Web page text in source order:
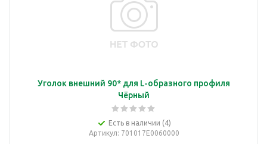
Уголок внешний 90* для L-образного профиля
Чёрный
Есть в наличии (4)
Артикул: 701017E0060000